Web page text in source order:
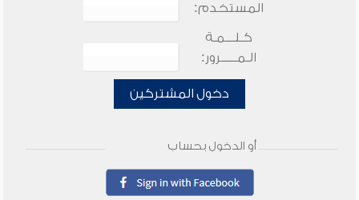
المستخدم:
كـلـــمـة
الـمـــــرور:
دخول المشتركين
أو الدخول بحساب